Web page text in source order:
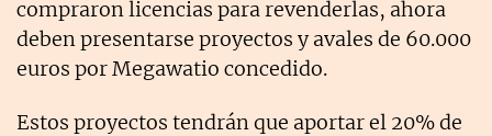
compraron licencias para revenderlas, ahora
deben presentarse proyectos y avales de 60.000
euros por Megawatio concedido.
Estos proyectos tendrán que aportar el 20% de